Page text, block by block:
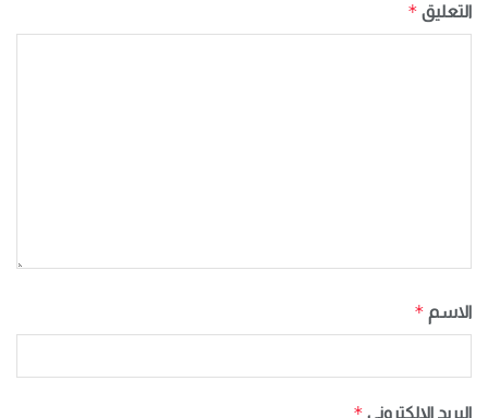
التعليق *
الاسم *
البريد الإلكتروني *